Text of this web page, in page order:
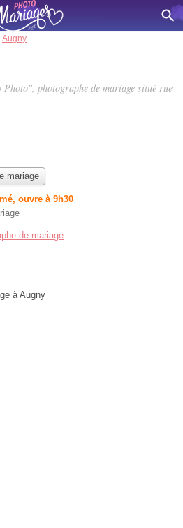
Augny
Photo", photographe de mariage situé rue
mariage
ouvre à 9h30
de mariage
à Augny